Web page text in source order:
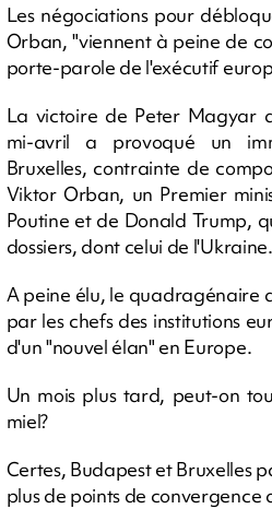
Les négociations pour
Orban, "viennent à peine de
porte-parole de l'exécutif
La victoire de Peter Magyar
mi-avril a provoqué un
Bruxelles, contrainte de
Viktor Orban, un Premier
Poutine et de Donald Trump,
dossiers, dont celui de l'Ukraine.
A peine élu, le quadragénaire
par les chefs des institutions
d'un "nouvel élan" en Europe.
Un mois plus tard, peut-on
miel?
Certes, Budapest et Bruxelles
plus de points de convergence